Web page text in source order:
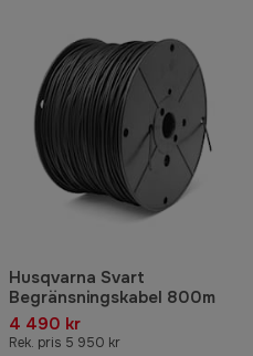
Husqvarna Svart
Begränsningskabel 800m
4 490 kr
Rek. pris 5 950 kr